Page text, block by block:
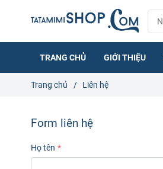
TRANG CHỦ GIỚI THIỆU
Trang chủ / Liên hệ
Form liên hệ
Họ tên